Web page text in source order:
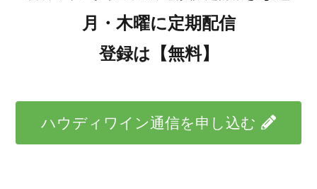
月・木曜に定期配信
登録は【無料】
ハウディワイン通信を申し込む